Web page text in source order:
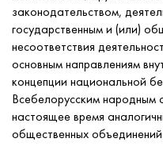
законодательством,
государственным и (или)
несоответствия
основным направлениям
концепции национальной
Всебелорусским народным
настоящее время
общественных